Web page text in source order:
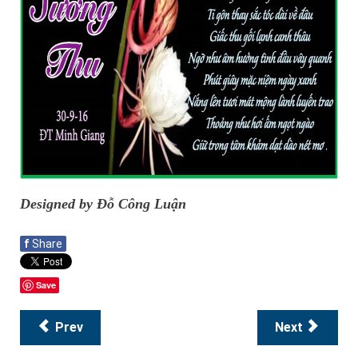
Designed by Đỗ Công Luận
f Share
Save
Prev Next